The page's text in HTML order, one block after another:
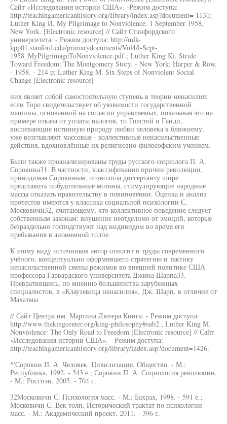
Сайт «Исследования истории США». -Режим доступа:
http://teachingamericanhistory.org/Iibrary/index.asp?document= 1131;
Luther King И. My Pilgrimage to Nonviolence. 1 September 1958,
New York. [Electronic resource] // Сайт Стэнфордского
университета. - Режим доступа: http://mlk-
kpp01.stanford.edu/primarydocuments/Vol4/l-Sept-
1958_MyPilgrimageToNonviolence.pdf.; Luther King Ki. Stride
Toward Freedom: The Montgomery Story. - New York: Harper & Row.
- 1958. - 214 p; Luther King M. Six Steps of Nonviolent Social
Change [Electronic resource]
них являет собой самостоятельную ступень в теории ненасилия:
если Торо свидетельствует об уязвимости государственной
машины, основанной на согласии управляемых, показывая это на
примере отказа от уплаты налогов, то Толстой и Ганди,
воспевающие истинную природу любви человека к ближнему,
уже возглавляют массовые - коллективные ненасильственные
действия, вдохновлённые их религиозно-философским учением.
Были также проанализированы труды русского социолога П. А.
Сорокина31. В частности, классификация причин революции,
приводимая Сорокиным, позволила диссертанту шире
представить побудительные мотивы, стимулирующие народные
массы отказать правительству в повиновении. Оценка и анализ
протестов имеются у классика социальной психологии С.
Московичи32, считающему, что коллективное поведение следует
собственным законам: внушение неотделимо от эмоций, которые
безраздельно господствуют над индивидом во время его
пребывания в анонимной толпе.
К этому виду источников автор относит и труды современного
учёного, концептуально оформившего стратегию и тактику
ненасильственной смены режимов во внешней политике США
профессора Гарвардского университета Джина Шарпа33.
Превратившись, по мнению большинства зарубежных
специалистов, в «Клаузевица ненасилия», Дж. Шарп, в отличие от
Махатмы
// Сайт Центра им. Мартина Лютера Кинга. - Режим доступа:
http://www.thekingcenter.org/king-philosophy#sub2.; Luther King М.
Nonviolence: The Only Road to Freedom [Electronic resource] // Сайт
«Исследования истории США». - Режим доступа:
http://teachingamericanhistory.org/library/index.asp?document=1426.
^'Сорокин П. А. Человек. Цивилизация. Общество. - М.:
Республика, 1992. - 543 е.; Сорокин П. А. Социология революции.
- М.: Росспэн, 2005. - 704 с.
32Московичи С. Психология масс. - М.: Бахрах, 1998. - 591 е.;
Московичи С. Век толп. Исторический трактат по психологии
масс. - М.: Академический проект, 2011. - 396 с.